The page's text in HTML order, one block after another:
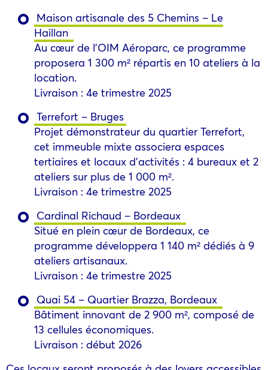
Maison artisanale des 5 Chemins – Le
Haillan
Au cœur de l’OIM Aéroparc, ce programme
proposera 1 300 m² répartis en 10 ateliers à la
location.
Livraison : 4e trimestre 2025
Terrefort – Bruges
Projet démonstrateur du quartier Terrefort,
cet immeuble mixte associera espaces
tertiaires et locaux d’activités : 4 bureaux et 2
ateliers sur plus de 1 000 m².
Livraison : 4e trimestre 2025
Cardinal Richaud – Bordeaux
Situé en plein cœur de Bordeaux, ce
programme développera 1 140 m² dédiés à 9
ateliers artisanaux.
Livraison : 4e trimestre 2025
Quai 54 – Quartier Brazza, Bordeaux
Bâtiment innovant de 2 900 m², composé de
13 cellules économiques.
Livraison : début 2026